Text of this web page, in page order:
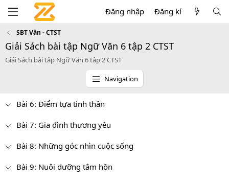
Đăng nhập Đăng kí
SBT Văn - CTST
Giải Sách bài tập Ngữ Văn 6 tập 2 CTST
Giải Sách bài tập Ngữ Văn 6 tập 2 CTST
Navigation
Bài 6: Điểm tựa tinh thần
Bài 7: Gia đình thương yêu
Bài 8: Những góc nhìn cuộc sống
Bài 9: Nuôi dưỡng tâm hồn